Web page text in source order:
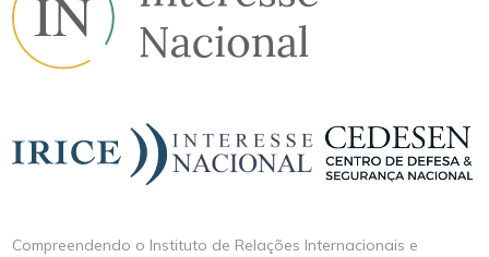
Compreendendo o Instituto de Relações Internacionais e